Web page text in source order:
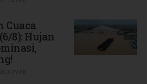
Cuaca
8): Hujan